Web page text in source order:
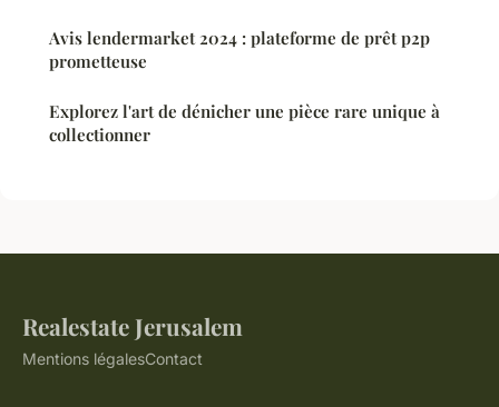
Avis lendermarket 2024 : plateforme de prêt p2p
prometteuse
Explorez l'art de dénicher une pièce rare unique à
collectionner
Realestate Jerusalem
Mentions légalesContact